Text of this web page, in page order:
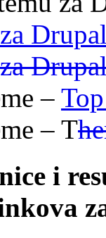
–
– T
i